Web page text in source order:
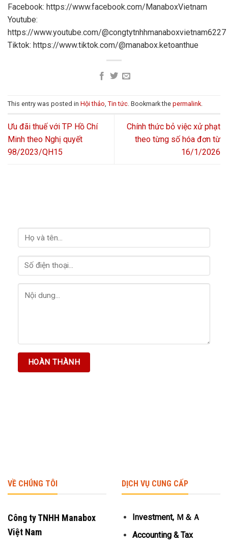
Facebook: https://www.facebook.com/ManaboxVietnam
Youtube:
https://www.youtube.com/@congtytnhhmanaboxvietnam6227
Tiktok: https://www.tiktok.com/@manabox.ketoanthue
This entry was posted in Hội thảo, Tin tức. Bookmark the permalink.
Ưu đãi thuế với TP Hồ Chí
Minh theo Nghị quyết
98/2023/QH15
Chính thức bỏ việc xử phạt
theo từng số hóa đơn từ
16/1/2026
VỀ CHÚNG TÔI
Công ty TNHH Manabox
Việt Nam
DỊCH VỤ CUNG CẤP
Investment, Ｍ＆Ａ
Accounting & Tax